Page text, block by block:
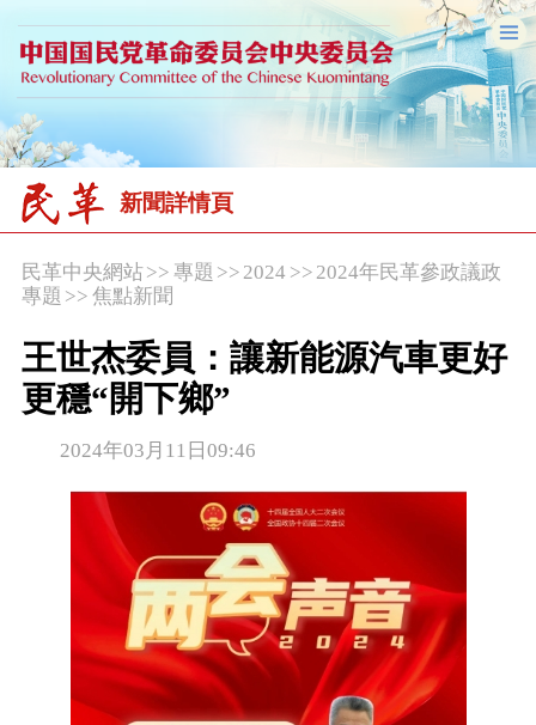
新聞詳情頁
民革中央網站>> 專題 >>2024 >>2024年民革參政議政
專題 >> 焦點新聞
王世杰委員：讓新能源汽車更好
更穩“開下鄉”
2024年03月11日09:46